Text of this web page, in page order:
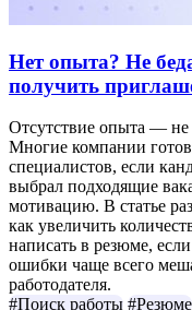
Нет опыта? Не
получить
Отсутствие опыта — не
Многие компании
специалистов, если
выбрал подходящие
мотивацию. В статье
как увеличить
написать в резюме,
ошибки чаще всего
работодателя.
#Поиск работы #Резюме